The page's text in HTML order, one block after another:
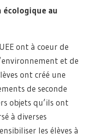
écologique au
ont à coeur de
et de
ont créé une
de seconde
objets qu’ils ont
à diverses
les élèves à